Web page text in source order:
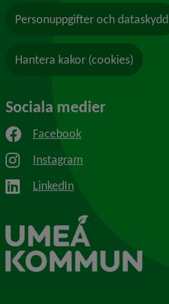
Personuppgifter och dataskydd
Hantera kakor (cookies)
Sociala medier
Facebook
Instagram
LinkedIn